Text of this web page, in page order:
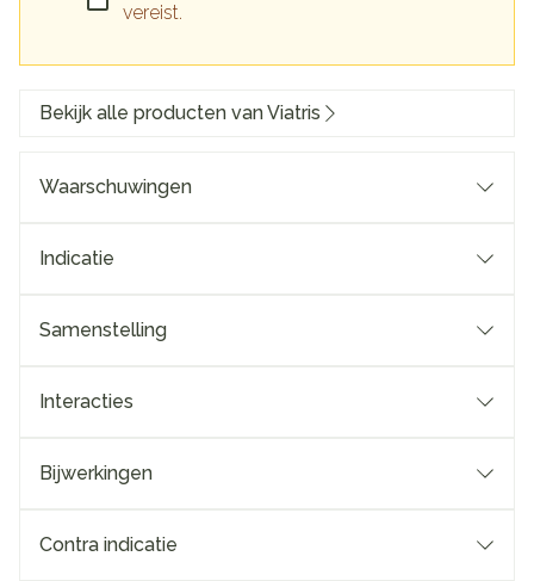
vereist.
Bekijk alle producten van Viatris
Waarschuwingen
Indicatie
Samenstelling
Interacties
Bijwerkingen
Contra indicatie